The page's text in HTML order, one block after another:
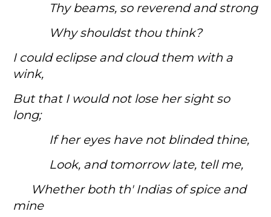
Thy beams, so reverend and strong
Why shouldst thou think?
I could eclipse and cloud them with a
wink,
But that I would not lose her sight so
long;
If her eyes have not blinded thine,
Look, and tomorrow late, tell me,
Whether both th' Indias of spice and
mine